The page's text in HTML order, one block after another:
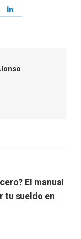
El manual
tu sueldo en